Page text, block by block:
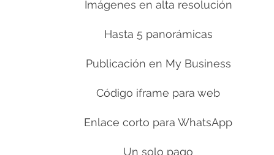
Imágenes en alta resolución
Hasta 5 panorámicas
Publicación en My Business
Código iframe para web
Enlace corto para WhatsApp
Un solo pago